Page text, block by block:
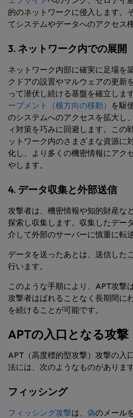
的のネットワークに侵入します。
てシステムやデータへのアクセス
3. ネットワーク内での展開
ネットワーク内部に確実に足場を
クドアの設置やマルウェアの更新
って潜伏し続ける基盤を確立しま
ーブメント（横方向の移動） を駆
のシステムへのアクセスを拡大し
ィ対策を巧みに回避します。この
ットワーク内のさまざまな資源に
化し、より多くの機密情報にアク
やします。
4. データ収集と外部送信
攻撃者は、機密情報や知的財産な
探索し収集します。収集したデー
介して外部のサーバーに慎重に転
データを送ったあとは、送信した
行います。
このような手順により、APT攻撃
攻撃者はばれることなく長期間に
を続けることが可能です。
APTの入口となる攻撃
APT（高度標的型攻撃）攻撃の入
法には、次のようなものがあります
フィッシング
フィッシング攻撃は、 偽のメール